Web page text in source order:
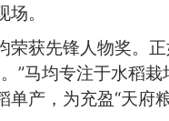
。
荣获先锋人物奖。
。”马均专注于水稻
单产，为充盈“天府